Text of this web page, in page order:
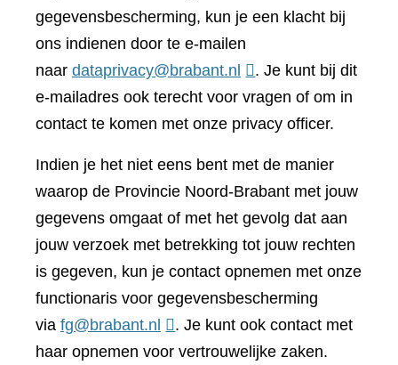
gegevensbescherming, kun je een klacht bij
ons indienen door te e-mailen
naar dataprivacy@brabant.nl
. Je kunt bij dit
e-mailadres ook terecht voor vragen of om in
contact te komen met onze privacy officer.
Indien je het niet eens bent met de manier
waarop de Provincie Noord-Brabant met jouw
gegevens omgaat of met het gevolg dat aan
jouw verzoek met betrekking tot jouw rechten
is gegeven, kun je contact opnemen met onze
functionaris voor gegevensbescherming
via fg@brabant.nl
. Je kunt ook contact met
haar opnemen voor vertrouwelijke zaken.